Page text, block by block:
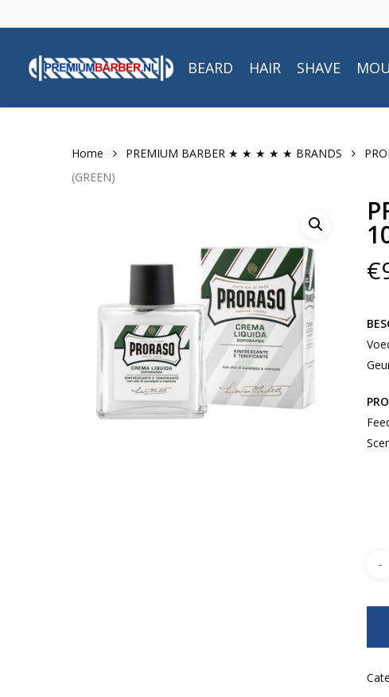
to
content
BEARD HAIR SHAVE
Home PREMIUM BARBER ★ ★ ★ ★ ★ BRANDS
(GREEN)
€